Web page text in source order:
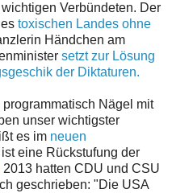
Verbündeten. Der
toxischen Landes ohne
Händchen am
setzt zur Lösung
der Diktaturen.
Nägel mit
unser wichtigster
es im neuen
eine Rückstufung der
2013 hatten CDU und CSU
geschrieben: "Die USA